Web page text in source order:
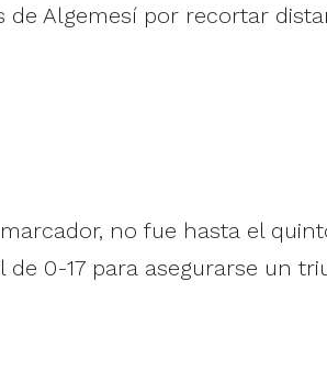
Algemesí por recortar
no fue hasta el
0-17 para asegurarse un